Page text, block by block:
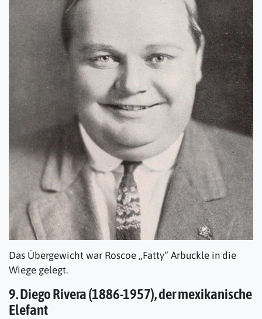
Das Übergewicht war Roscoe „Fatty“ Arbuckle in die
Wiege gelegt.
9. Diego Rivera (1886-1957), der mexikanische
Elefant